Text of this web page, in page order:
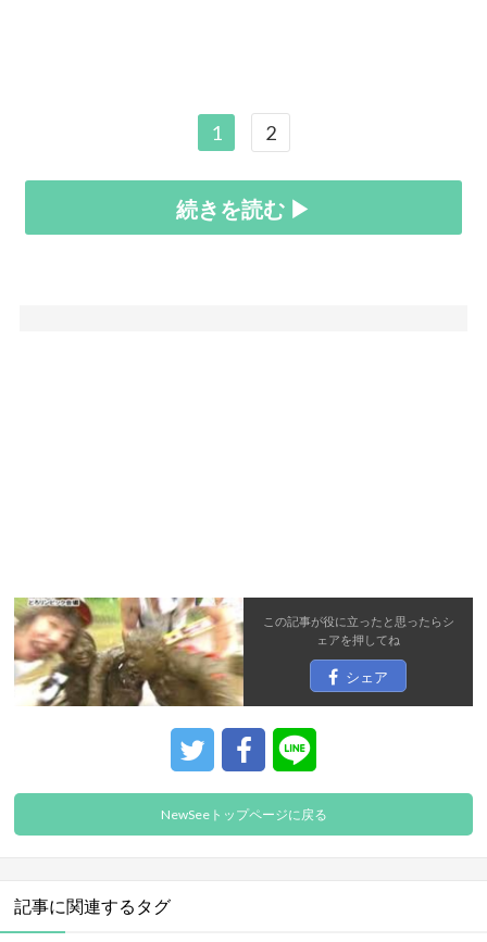
1 2
続きを読む ▶
この記事が役に立ったと思ったらシ
ェアを押してね
シェア
NewSeeトップページに戻る
記事に関連するタグ